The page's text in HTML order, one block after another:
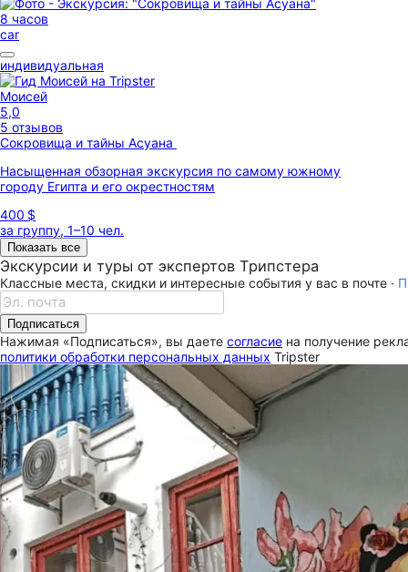
8 часов
car
индивидуальная
Моисей
5,0
5 отзывов
Сокровища и тайны Асуана
Насыщенная обзорная экскурсия по самому южному
городу Египта и его окрестностям
400 $
за группу, 1–10 чел.
Показать все
Экскурсии и туры от экспертов Трипстера
Классные места, скидки и интересные события у вас в почте ·
Подписаться
Нажимая «Подписаться», вы даете согласие на получение
политики обработки персональных данных Tripster